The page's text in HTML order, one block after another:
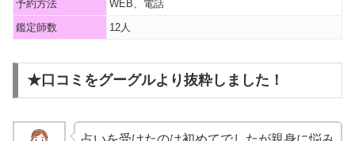
予約方法
WEB、電話
鑑定師数
12人
★口コミをグーグルより抜粋しました！